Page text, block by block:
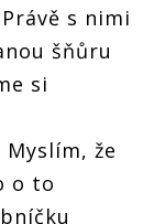
s nimi
šňůru
si
že
o to